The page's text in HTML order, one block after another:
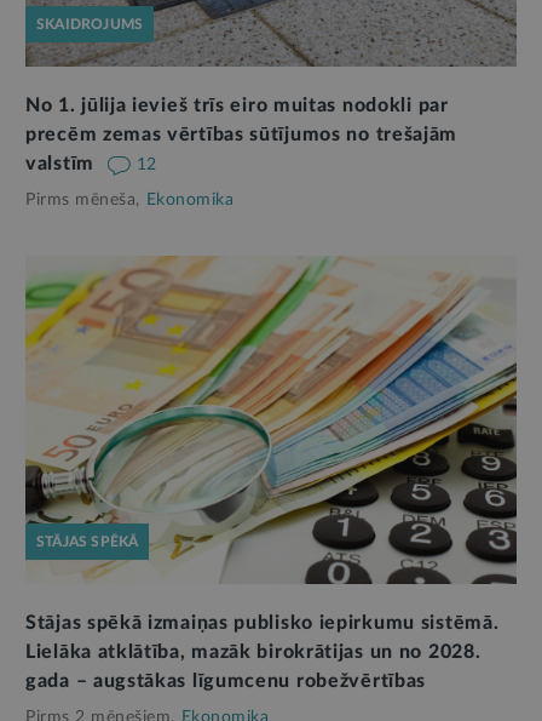
SKAIDROJUMS
No 1. jūlija ievieš trīs eiro muitas nodokli par
precēm zemas vērtības sūtījumos no trešajām
valstīm
12
Pirms mēneša, Ekonomika
STĀJAS SPĒKĀ
Stājas spēkā izmaiņas publisko iepirkumu sistēmā.
Lielāka atklātība, mazāk birokrātijas un no 2028.
gada – augstākas līgumcenu robežvērtības
Pirms 2 mēnešiem, Ekonomika